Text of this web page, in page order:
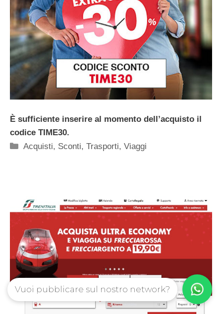
È sufficiente inserire al momento dell’acquisto il
codice TIME30.
Categorie
Acquisti, Sconti,Trasporti,Viaggi
Vuoi pubblicare sul nostro network?